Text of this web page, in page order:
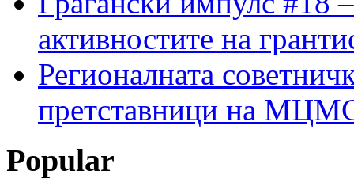
активностите на
Регионалната
претставници на МЦМС
Popular